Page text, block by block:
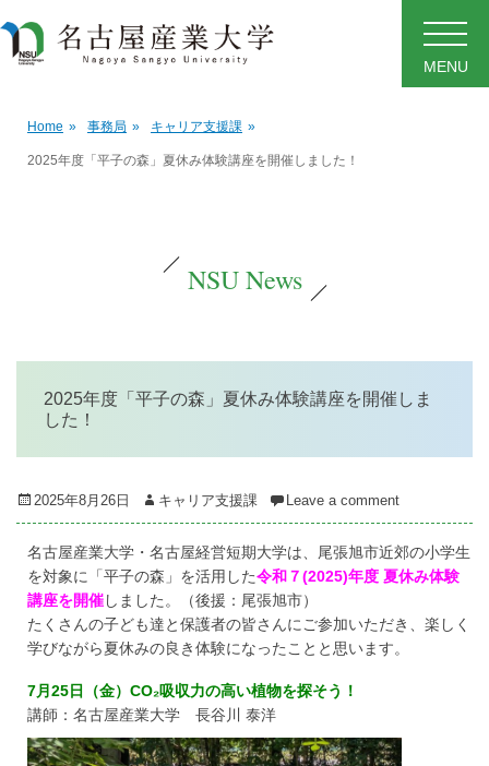
MENU
Home » 事務局 » キャリア支援課 »
2025年度「平子の森」夏休み体験講座を開催しました！
NSU News
2025年度「平子の森」夏休み体験講座を開催しま
した！
Posted
on
2025年8月26日 Author
キャリア支援課 Leave a comment
名古屋産業大学・名古屋経営短期大学は、尾張旭市近郊の小学生
を対象に「平子の森」を活用した令和７(2025)年度 夏休み体験
講座を開催しました。（後援：尾張旭市）
たくさんの子ども達と保護者の皆さんにご参加いただき、楽しく
学びながら夏休みの良き体験になったことと思います。
7月25日（金）CO₂吸収力の高い植物を探そう！
講師：名古屋産業大学 長谷川 泰洋